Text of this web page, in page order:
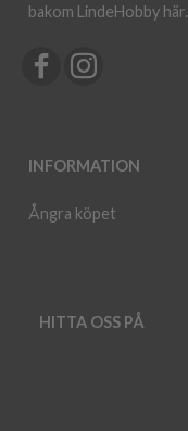
bakom LindeHobby här.
INFORMATION
Ångra köpet
HITTA OSS PÅ